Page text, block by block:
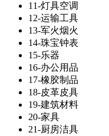
11-灯具空调
12-运输工具
13-军火烟火
14-珠宝钟表
15-乐器
16-办公用品
17-橡胶制品
18-皮革皮具
19-建筑材料
20-家具
21-厨房洁具